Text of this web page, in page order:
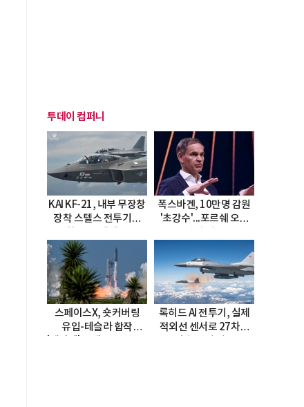
투데이 컴퍼니
KAI KF-21, 내부 무장창
장착 스텔스 전투기로
폭스바겐, 10만명 감원
'초강수'...포르쉐 오너
스페이스X, 숏커버링
유입-테슬라 합작
록히드 AI 전투기, 실제
적외선 센서로 27차례